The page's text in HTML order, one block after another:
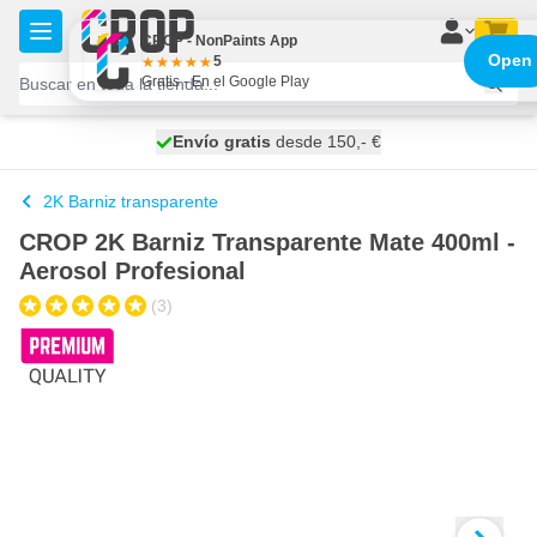
Ir al contenido
se envía hoy
Envío gratis desde 150,- €
100 días
2K Barniz transparente
CROP 2K Barniz Transparente Mate 400ml -
Aerosol Profesional
(3)
CROP - NonPaints App
5
Gratis - En el Google Play
Open